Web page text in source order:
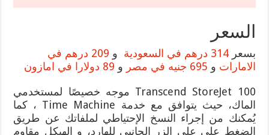
السعر
بسعر314 درهم في السعودية و
209 درهم في
الامارات و 695 جنيه في مصر و 89 دولارا في امازون
Transcend StoreJet 100 موجه خصيصًا لمستخدمي
الماك، حيث يتوافق مع خدمة Time Machine ، كما
يُمكنك من إجراء النسخ الإحتياطي لملفاتك عن طريق
الضغط على على الزر الجانبي للهارد، و الهيكل مقاوم